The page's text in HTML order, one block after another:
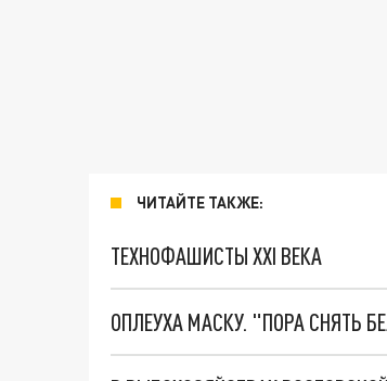
ЧИТАЙТЕ ТАКЖЕ:
ТЕХНОФАШИСТЫ XXI ВЕКА
ОПЛЕУХА МАСКУ. "ПОРА СНЯТЬ